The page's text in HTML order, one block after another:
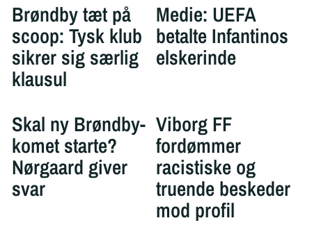
Brøndby tæt på
scoop: Tysk klub
sikrer sig særlig
klausul
Medie: UEFA
betalte Infantinos
elskerinde
Skal ny Brøndby-
komet starte?
Nørgaard giver
svar
Viborg FF
fordømmer
racistiske og
truende beskeder
mod profil